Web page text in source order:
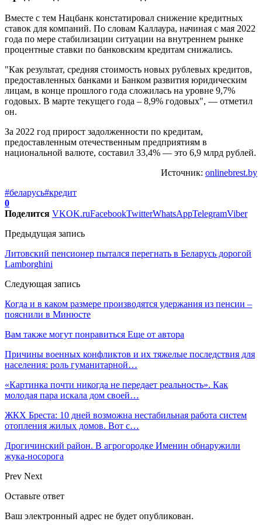
Вместе с тем Нацбанк констатировал снижение кредитных
ставок для компаний. По словам Каллаура, начиная с мая 2022
года по мере стабилизации ситуации на внутреннем рынке
процентные ставки по банковским кредитам снижались.
"Как результат, средняя стоимость новых рублевых кредитов,
предоставленных банками и Банком развития юридическим
лицам, в конце прошлого года сложилась на уровне 9,7%
годовых. В марте текущего года – 8,9% годовых", — отметил
он.
За 2022 год прирост задолженности по кредитам,
предоставленным отечественным предприятиям в
национальной валюте, составил 33,4% — это 6,9 млрд рублей.
Источник: onlinebrest.by
#беларусь#кредит
0
Поделится VKOK.ruFacebookTwitterWhatsAppTelegramViber
Предыдущая запись
Литовский пенсионер пытался перегнать в Беларусь дорогой
Lamborghini
Следующая запись
Когда и в каком размере производятся удержания из пенсии –
пояснили в Минюсте
Вам также могут понравиться Еще от автора
Причины военных конфликтов и их тяжелые последствия для
населения: роль гуманитарной…
«Картинка почти никогда не передает реальность». Как
молодая пара искала дом своей…
ЖКХ Бреста: 10 дней возможна нестабильная работа систем
отопления жилых домов. Вот с…
Дрогичинский район. В агрогородке Именин обнаружили
жука-носорога
Prev Next
Оставьте ответ
Ваш электронный адрес не будет опубликован.